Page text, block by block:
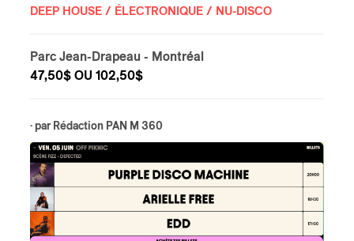
DEEP HOUSE / ÉLECTRONIQUE / NU-DISCO
Parc Jean-Drapeau - Montréal
47,50$ OU 102,50$
· par Rédaction PAN M 360